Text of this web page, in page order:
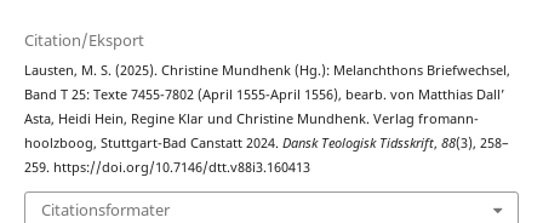
Citation/Eksport
Lausten, M. S. (2025). Christine Mundhenk (Hg.): Melanchthons Briefwechsel,
Band T 25: Texte 7455-7802 (April 1555-April 1556), bearb. von Matthias Dall’
Asta, Heidi Hein, Regine Klar und Christine Mundhenk. Verlag fromann-
hoolzboog, Stuttgart-Bad Canstatt 2024. Dansk Teologisk Tidsskrift, 88(3), 258–
259. https://doi.org/10.7146/dtt.v88i3.160413
Citationsformater